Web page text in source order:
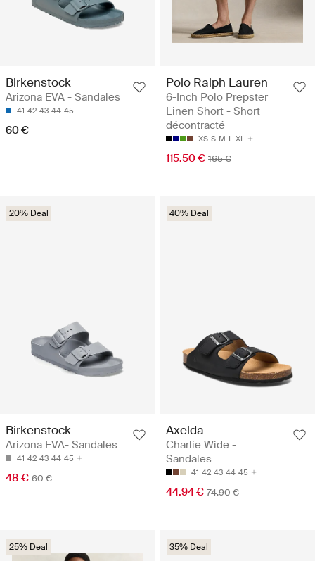
Birkenstock
Arizona EVA - Sandales
41 42 43 44 45
60 €
Polo Ralph Lauren
6-Inch Polo Prepster
Linen Short - Short
décontracté
XS S M L XL
115.50 € 165 €
20% Deal
Birkenstock
Arizona EVA- Sandales
41 42 43 44 45
48 € 60 €
40% Deal
Axelda
Charlie Wide -
Sandales
41 42 43 44 45
44.94 € 74.90 €
25% Deal 35% Deal